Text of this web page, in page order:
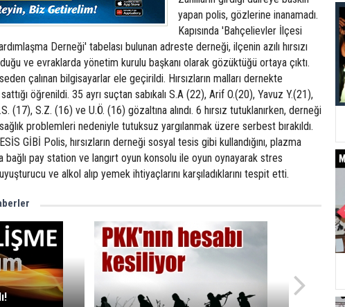
yapan polis, gözlerine inanamadı.
Kapısında 'Bahçelievler İlçesi
Derneği' tabelası bulunan adreste derneği, ilçenin azılı hırsızı
ve evraklarda yönetim kurulu başkanı olarak gözüktüğü ortaya çıktı.
çalınan bilgisayarlar ele geçirildi. Hırsızların malları dernekte
öğrenildi. 35 ayrı suçtan sabıkalı S.A (22), Arif O.(20), Yavuz Y.(21),
(17), S.Z. (16) ve U.Ö. (16) gözaltına alındı. 6 hırsız tutuklanırken, derneği
problemleri nedeniyle tutuksuz yargılanmak üzere serbest bırakıldı.
GİBİ Polis, hırsızların derneği sosyal tesis gibi kullandığını, plazma
bağlı pay station ve langırt oyun konsolu ile oyun oynayarak stres
ve alkol alıp yemek ihtiyaçlarını karşıladıklarını tespit etti.